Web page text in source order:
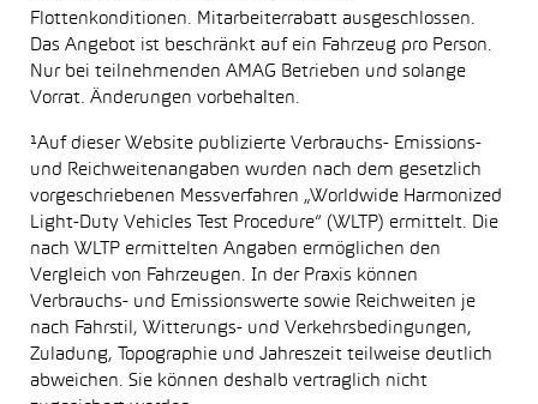
Flottenkonditionen. Mitarbeiterrabatt ausgeschlossen.
Das Angebot ist beschränkt auf ein Fahrzeug pro Person.
Nur bei teilnehmenden AMAG Betrieben und solange
Vorrat. Änderungen vorbehalten.
¹Auf dieser Website publizierte Verbrauchs- Emissions-
und Reichweitenangaben wurden nach dem gesetzlich
vorgeschriebenen Messverfahren „Worldwide Harmonized
Light-Duty Vehicles Test Procedure“ (WLTP) ermittelt. Die
nach WLTP ermittelten Angaben ermöglichen den
Vergleich von Fahrzeugen. In der Praxis können
Verbrauchs- und Emissionswerte sowie Reichweiten je
nach Fahrstil, Witterungs- und Verkehrsbedingungen,
Zuladung, Topographie und Jahreszeit teilweise deutlich
abweichen. Sie können deshalb vertraglich nicht